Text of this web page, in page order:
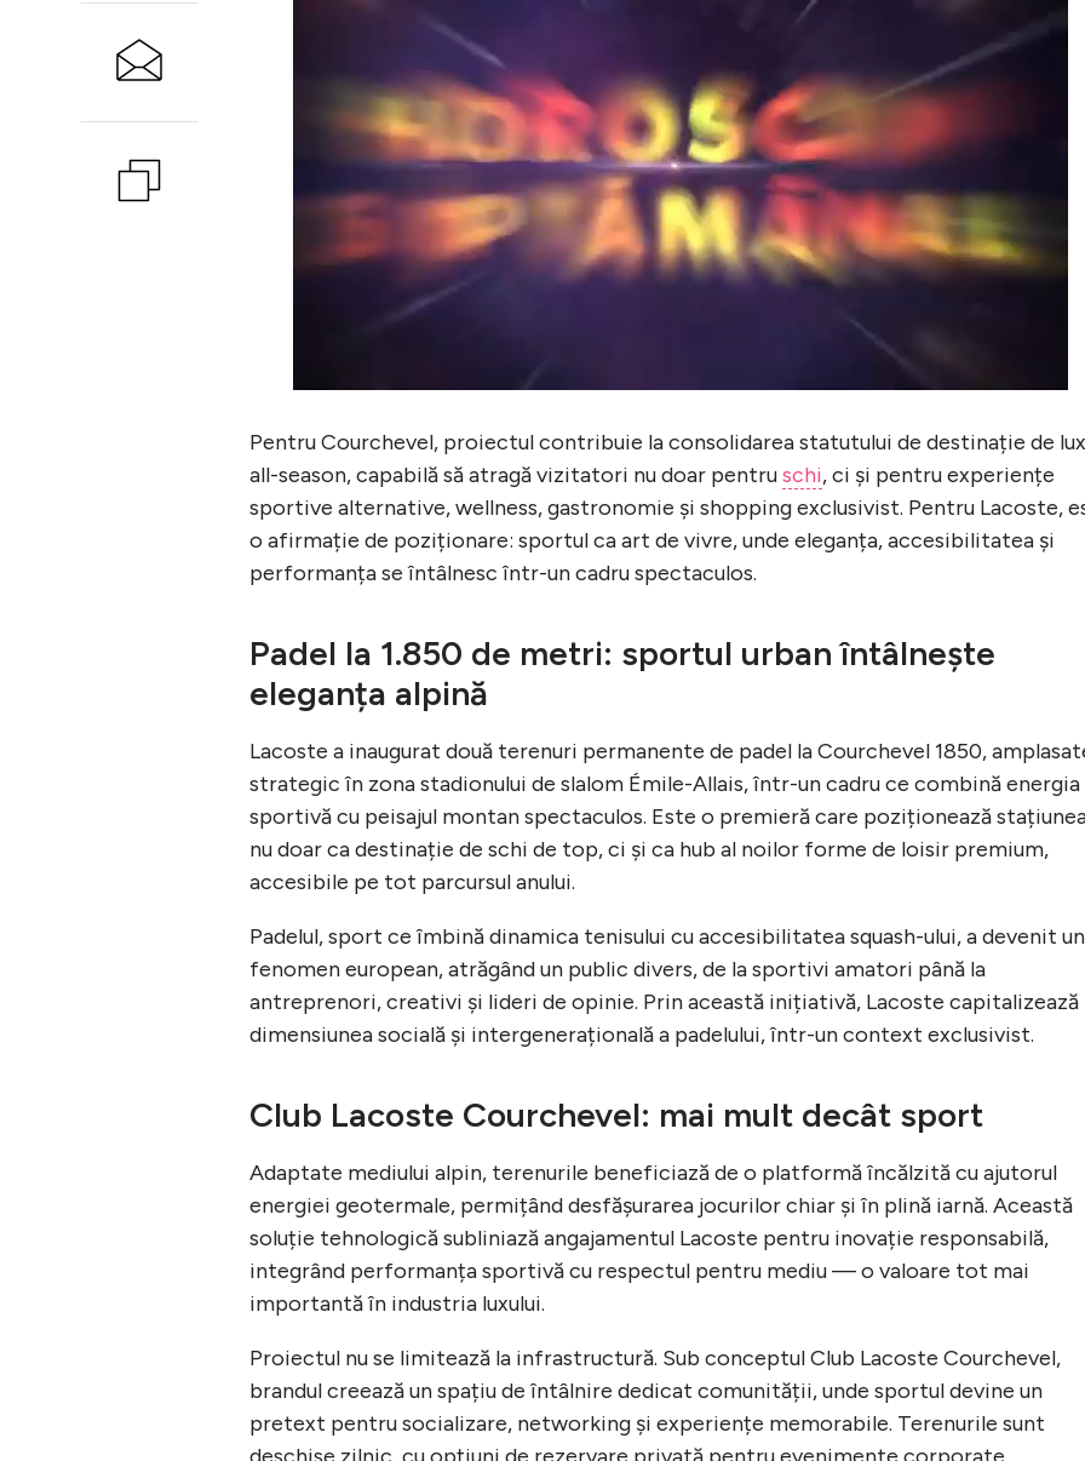
Pentru Courchevel, proiectul contribuie la consolidarea statutului de destinație de lux
all-season, capabilă să atragă vizitatori nu doar pentruschi, ci și pentru experiențe
sportive alternative, wellness, gastronomie și shopping exclusivist. Pentru Lacoste,
o afirmație de poziționare: sportul ca art de vivre, unde eleganța, accesibilitatea și
performanța se întâlnesc într-un cadru spectaculos.
Padel la 1.850 de metri: sportul urban întâlnește
eleganța alpină
Lacoste a inaugurat două terenuri permanente de padel la Courchevel 1850,
strategic în zona stadionului de slalom Émile-Allais, într-un cadru ce combină energia
sportivă cu peisajul montan spectaculos. Este o premieră care poziționează
nu doar ca destinație de schi de top, ci și ca hub al noilor forme de loisir premium,
accesibile pe tot parcursul anului.
Padelul, sport ce îmbină dinamica tenisului cu accesibilitatea squash-ului, a devenit un
fenomen european, atrăgând un public divers, de la sportivi amatori până la
antreprenori, creativi și lideri de opinie. Prin această inițiativă, Lacoste capitalizează
dimensiunea socială și intergenerațională a padelului, într-un context exclusivist.
Club Lacoste Courchevel: mai mult decât sport
Adaptate mediului alpin, terenurile beneficiază de o platformă încălzită cu ajutorul
energiei geotermale, permițând desfășurarea jocurilor chiar și în plină iarnă. Această
soluție tehnologică subliniază angajamentul Lacoste pentru inovație responsabilă,
integrând performanța sportivă cu respectul pentru mediu — o valoare tot mai
importantă în industria luxului.
Proiectul nu se limitează la infrastructură. Sub conceptul Club Lacoste Courchevel,
brandul creează un spațiu de întâlnire dedicat comunității, unde sportul devine un
pretext pentru socializare, networking și experiențe memorabile. Terenurile sunt